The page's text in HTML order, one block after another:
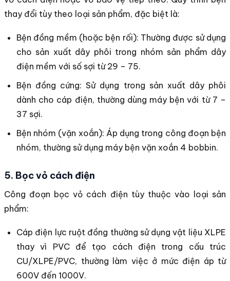
thay đổi tùy theo loại sản phẩm, đặc biệt là:
Bện đồng mềm (hoặc bện rối): Thường được sử dụng
cho sản xuất dây phôi trong nhóm sản phẩm dây
điện mềm với số sợi từ 29 – 75.
Bện đồng cứng: Sử dụng trong sản xuất dây phôi
dành cho cáp điện, thường dùng máy bện với từ 7 –
37 sợi.
Bện nhóm (vặn xoắn): Áp dụng trong công đoạn bện
nhóm, thường sử dụng máy bện vặn xoắn 4 bobbin.
5. Bọc vỏ cách điện
Công đoạn bọc vỏ cách điện tùy thuộc vào loại sản
phẩm:
Cáp điện lực ruột đồng thường sử dụng vật liệu XLPE
thay vì PVC để tạo cách điện trong cấu trúc
CU/XLPE/PVC, thường làm việc ở mức điện áp từ
600V đến 1000V.